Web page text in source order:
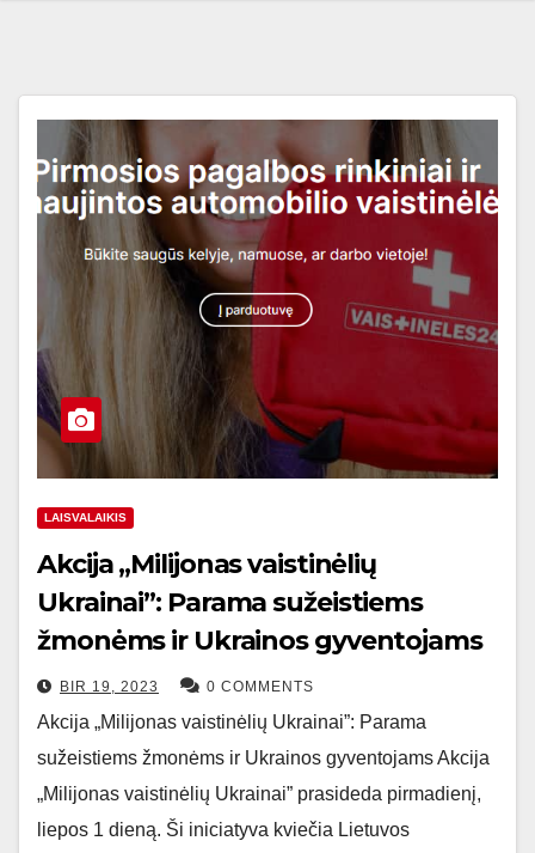
LAISVALAIKIS
Akcija „Milijonas vaistinėlių
Ukrainai”: Parama sužeistiems
žmonėms ir Ukrainos gyventojams
BIR 19, 2023 0 COMMENTS
Akcija „Milijonas vaistinėlių Ukrainai”: Parama
sužeistiems žmonėms ir Ukrainos gyventojams Akcija
„Milijonas vaistinėlių Ukrainai” prasideda pirmadienį,
liepos 1 dieną. Ši iniciatyva kviečia Lietuvos